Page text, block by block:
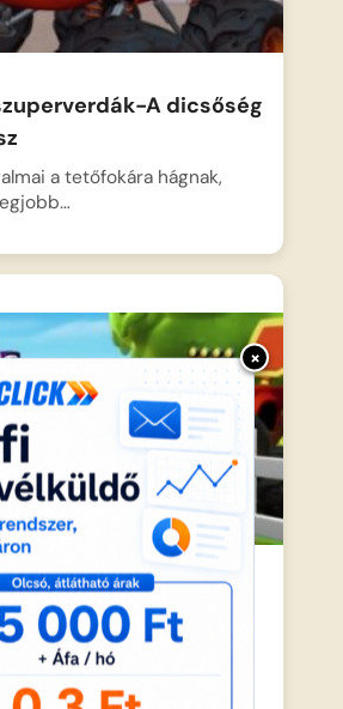
×
A dicsőség
a tetőfokára hágnak,
A ver-
izgatottan várja a
bajnokságot, ahol…